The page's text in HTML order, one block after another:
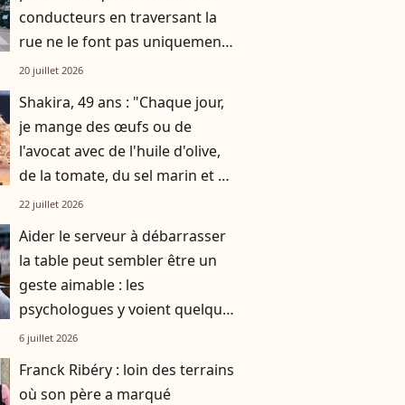
conducteurs en traversant la
rue ne le font pas uniquement
par gratitude
20 juillet 2026
Shakira, 49 ans : "Chaque jour,
je mange des œufs ou de
l'avocat avec de l'huile d'olive,
de la tomate, du sel marin et un
smoothie"
22 juillet 2026
Aider le serveur à débarrasser
la table peut sembler être un
geste aimable : les
psychologues y voient quelque
chose de bien plus profond.
6 juillet 2026
Franck Ribéry : loin des terrains
où son père a marqué